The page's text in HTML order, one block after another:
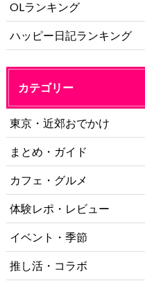
OLランキング
ハッピー日記ランキング
カテゴリー
東京・近郊おでかけ
まとめ・ガイド
カフェ・グルメ
体験レポ・レビュー
イベント・季節
推し活・コラボ